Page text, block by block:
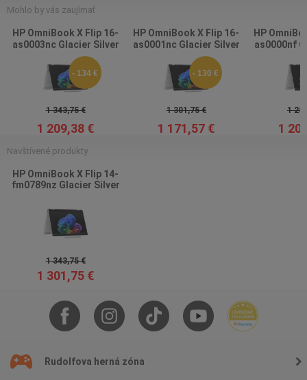
Mohlo by vás zaujímať
HP OmniBook X Flip 16-
as0003nc Glacier Silver
- 134 €
1 343,75 €
1 209,38 €
HP OmniBook X Flip 16-
as0001nc Glacier Silver
- 130 €
1 301,75 €
1 171,57 €
HP
as0000nf
1
1
Navštívené produkty
HP OmniBook X Flip 14-
fm0789nz Glacier Silver
1 343,75 €
1 301,75 €
Rudolfova herná zóna